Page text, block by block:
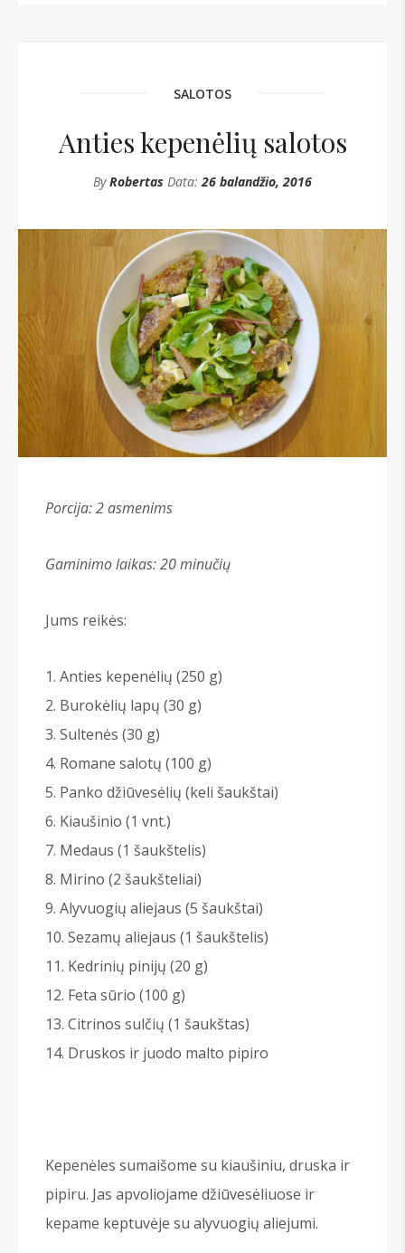
SALOTOS
Anties kepenėlių salotos
ByRobertas Data:26 balandžio, 2016
Porcija: 2 asmenims
Gaminimo laikas: 20 minučių
Jums reikės:
Anties kepenėlių (250 g)
Burokėlių lapų (30 g)
Sultenės (30 g)
Romane salotų (100 g)
Panko džiūvesėlių (keli šaukštai)
Kiaušinio (1 vnt.)
Medaus (1 šaukštelis)
Mirino (2 šaukšteliai)
Alyvuogių aliejaus (5 šaukštai)
Sezamų aliejaus (1 šaukštelis)
Kedrinių pinijų (20 g)
Feta sūrio (100 g)
Citrinos sulčių (1 šaukštas)
Druskos ir juodo malto pipiro
Kepenėles sumaišome su kiaušiniu, druska ir
pipiru. Jas apvoliojame džiūvesėliuose ir
kepame keptuvėje su alyvuogių aliejumi.